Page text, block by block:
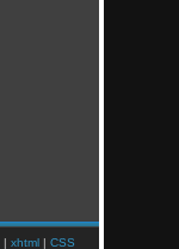
| xhtml| CSS